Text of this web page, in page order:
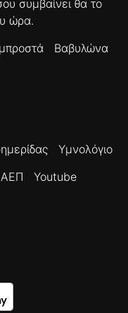
συμβαίνει θα το
ώρα.
Βαβυλώνα
Υμνολόγιο
Youtube